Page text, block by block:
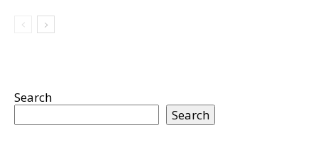
Search
Search